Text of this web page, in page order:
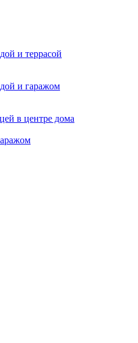
и террасой
и гаражом
в центре дома